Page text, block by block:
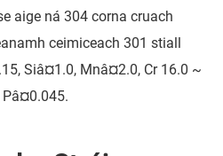
aige ná 304 corna cruach
ceimiceach 301 stiall
Siâ¤1.0, Mnâ¤2.0, Cr 16.0 ~
Pâ¤0.045.